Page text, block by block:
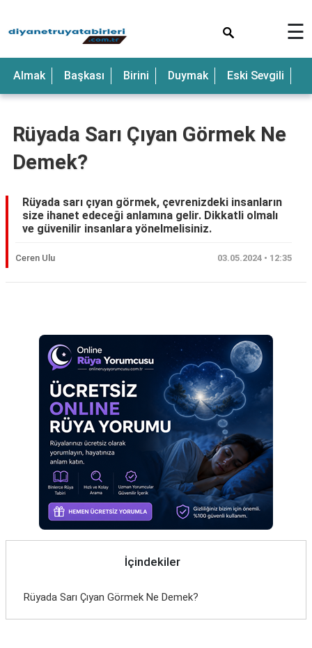
Anne
Bebek
Beyaz
Deniz
Yılan
☰
Almak Başkası Birini Duymak Eski Sevgili
Rüyada Sarı Çıyan Görmek Ne
Demek?
Rüyada sarı çıyan görmek, çevrenizdeki insanların
size ihanet edeceği anlamına gelir. Dikkatli olmalı
ve güvenilir insanlara yönelmelisiniz.
Ceren Ulu 03.05.2024 • 12:35
İçindekiler
Rüyada Sarı Çıyan Görmek Ne Demek?